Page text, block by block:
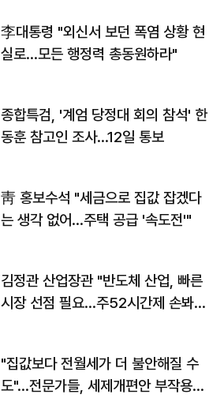
李대통령 "외신서 보던 폭염 상황 현
실로…모든 행정력 총동원하라"
종합특검, '계엄 당정대 회의 참석' 한
동훈 참고인 조사...12일 통보
靑 홍보수석 "세금으로 집값 잡겠다
는 생각 없어…주택 공급 '속도전'"
김정관 산업장관 "반도체 산업, 빠른
시장 선점 필요…주52시간제 손봐
"집값보다 전월세가 더 불안해질 수
도"…전문가들, 세제개편안 부작용